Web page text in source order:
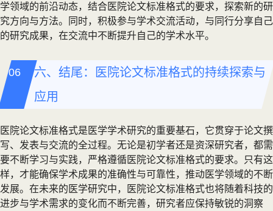
学领域的前沿动态，结合医院论文标准格式的要求，探索新的研
究方向与方法。同时，积极参与学术交流活动，与同行分享自己
的研究成果，在交流中不断提升自己的学术水平。
六、结尾：医院论文标准格式的持续探索与
应用
医院论文标准格式是医学学术研究的重要基石，它贯穿于论文撰
写、发表与交流的全过程。无论是初学者还是资深研究者，都需
要不断学习与实践，严格遵循医院论文标准格式的要求。只有这
样，才能确保学术成果的准确性与可靠性，推动医学领域的不断
发展。在未来的医学研究中，医院论文标准格式也将随着科技的
进步与学术需求的变化而不断完善，研究者应保持敏锐的洞察